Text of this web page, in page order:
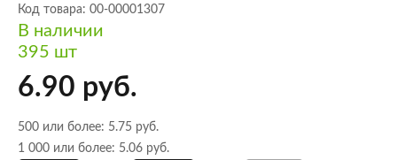
Код товара: 00-00001307
В наличии
395 шт
6.90 руб.
500 или более: 5.75 руб.
1 000 или более: 5.06 руб.